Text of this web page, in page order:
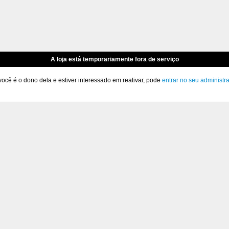
A loja está temporariamente fora de serviço
é o dono dela e estiver interessado em reativar, pode entrar no seu